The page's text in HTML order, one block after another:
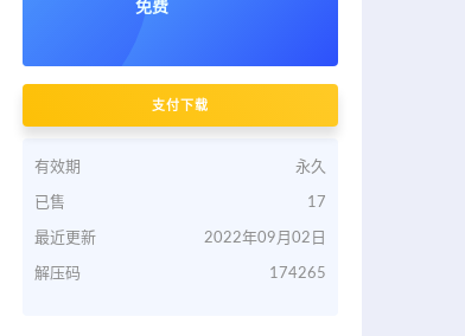
免费
支付下载
有效期 永久
已售 17
最近更新 2022年09月02日
解压码 174265